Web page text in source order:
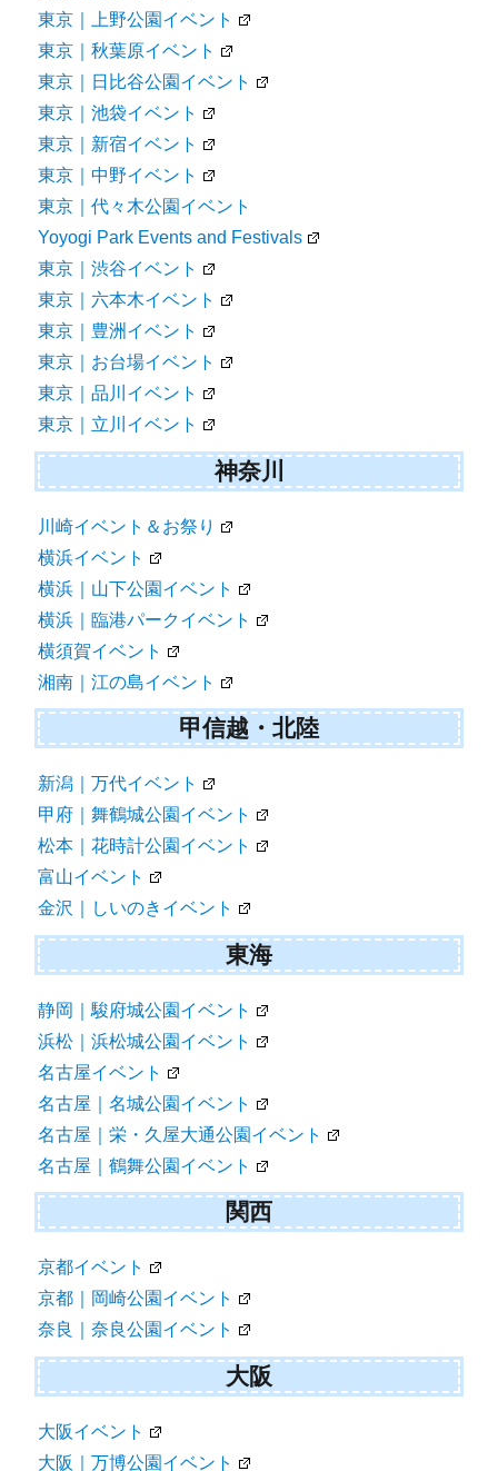
東京｜上野公園イベント
東京｜秋葉原イベント
東京｜日比谷公園イベント
東京｜池袋イベント
東京｜新宿イベント
東京｜中野イベント
東京｜代々木公園イベント
Yoyogi Park Events and Festivals
東京｜渋谷イベント
東京｜六本木イベント
東京｜豊洲イベント
東京｜お台場イベント
東京｜品川イベント
東京｜立川イベント
神奈川
川崎イベント＆お祭り
横浜イベント
横浜｜山下公園イベント
横浜｜臨港パークイベント
横須賀イベント
湘南｜江の島イベント
甲信越・北陸
新潟｜万代イベント
甲府｜舞鶴城公園イベント
松本｜花時計公園イベント
富山イベント
金沢｜しいのきイベント
東海
静岡｜駿府城公園イベント
浜松｜浜松城公園イベント
名古屋イベント
名古屋｜名城公園イベント
名古屋｜栄・久屋大通公園イベント
名古屋｜鶴舞公園イベント
関西
京都イベント
京都｜岡崎公園イベント
奈良｜奈良公園イベント
大阪
大阪イベント
大阪｜万博公園イベント